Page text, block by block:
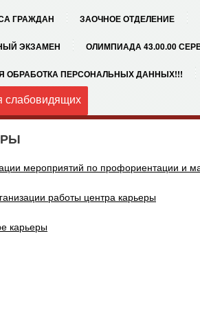
ГРАЖДАН ЗАОЧНОЕ ОТДЕЛЕНИЕ
ЭКЗАМЕН ОЛИМПИАДА 43.00.00
ОБРАБОТКА ПЕРСОНАЛЬНЫХ ДАННЫХ!!!
слабовидящих
мероприятий по профориентации и
работы центра карьеры
карьеры